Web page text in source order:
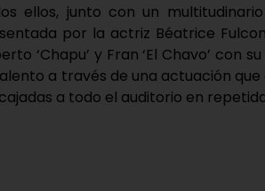
ellos, junto con un
por la actriz Béatrice
‘Chapu’ y Fran ‘El Chavo’ con
a través de una actuación
a todo el auditorio en